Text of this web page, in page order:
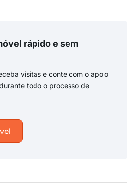
rápido e sem
visitas e conte com o apoio
todo o processo de